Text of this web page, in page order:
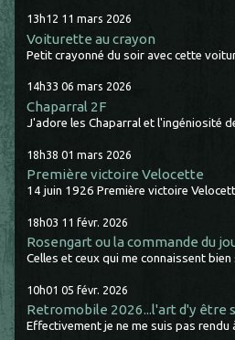
13h12 11 mars 2026
Voiturette au crayon
Petit crayonné du soir avec cette
14h33 06 mars 2026
Chaparral 2F
J'adore les Chaparral et l'ingéniosité
18h38 01 mars 2026
Première victoire Velocette
14 juin 1926 Première victoire
18h03 11 févr. 2026
Rosengart ou la commande du
Celles et ceux qui me connaissent bien
10h01 05 févr. 2026
Retromobile 2026...l'art d'y être
Effectivement je ne me suis pas rendu